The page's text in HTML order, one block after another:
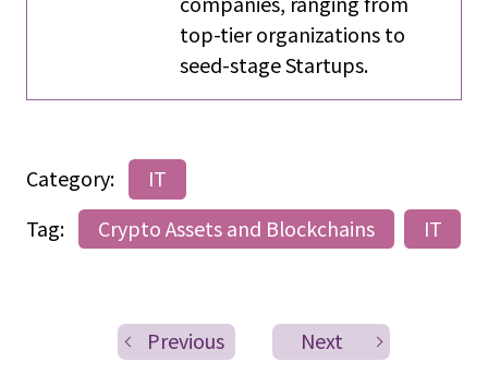
top-tier organizations to
seed-stage Startups.
Category:
IT
Tag:
Crypto Assets and Blockchains IT
Previous Next